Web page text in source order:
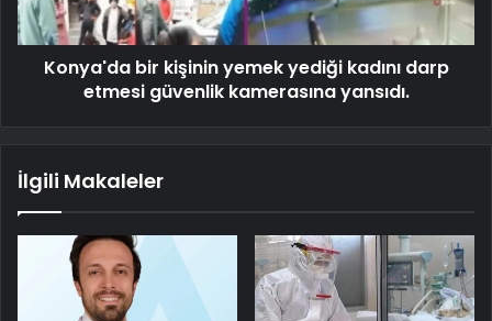
Konya'da bir kişinin yemek yediği kadını darp
etmesi güvenlik kamerasına yansıdı.
İlgili Makaleler